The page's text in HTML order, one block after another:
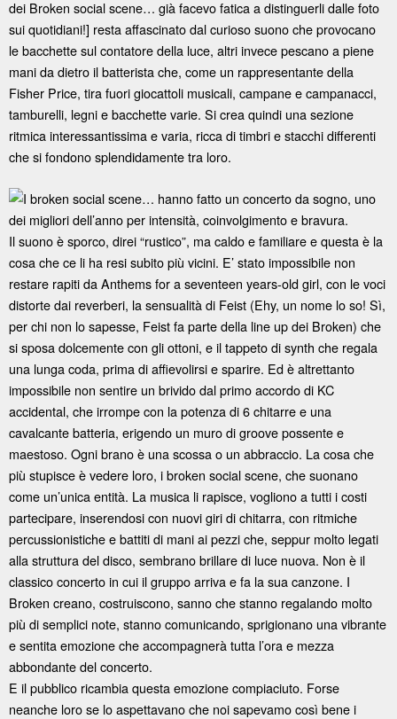
dei Broken social scene… già facevo fatica a distinguerli dalle foto
sui quotidiani!] resta affascinato dal curioso suono che provocano
le bacchette sul contatore della luce, altri invece pescano a piene
mani da dietro il batterista che, come un rappresentante della
Fisher Price, tira fuori giocattoli musicali, campane e campanacci,
tamburelli, legni e bacchette varie. Si crea quindi una sezione
ritmica interessantissima e varia, ricca di timbri e stacchi differenti
che si fondono splendidamente tra loro.
I broken social scene… hanno fatto un concerto da sogno, uno
dei migliori dell’anno per intensità, coinvolgimento e bravura.
Il suono è sporco, direi “rustico”, ma caldo e familiare e questa è la
cosa che ce li ha resi subito più vicini. E’ stato impossibile non
restare rapiti da Anthems for a seventeen years-old girl, con le voci
distorte dai reverberi, la sensualità di Feist (Ehy, un nome lo so! Sì,
per chi non lo sapesse, Feist fa parte della line up dei Broken) che
si sposa dolcemente con gli ottoni, e il tappeto di synth che regala
una lunga coda, prima di affievolirsi e sparire. Ed è altrettanto
impossibile non sentire un brivido dal primo accordo di KC
accidental, che irrompe con la potenza di 6 chitarre e una
cavalcante batteria, erigendo un muro di groove possente e
maestoso. Ogni brano è una scossa o un abbraccio. La cosa che
più stupisce è vedere loro, i broken social scene, che suonano
come un’unica entità. La musica li rapisce, vogliono a tutti i costi
partecipare, inserendosi con nuovi giri di chitarra, con ritmiche
percussionistiche e battiti di mani ai pezzi che, seppur molto legati
alla struttura del disco, sembrano brillare di luce nuova. Non è il
classico concerto in cui il gruppo arriva e fa la sua canzone. I
Broken creano, costruiscono, sanno che stanno regalando molto
più di semplici note, stanno comunicando, sprigionano una vibrante
e sentita emozione che accompagnerà tutta l’ora e mezza
abbondante del concerto.
E il pubblico ricambia questa emozione compiaciuto. Forse
neanche loro se lo aspettavano che noi sapevamo così bene i